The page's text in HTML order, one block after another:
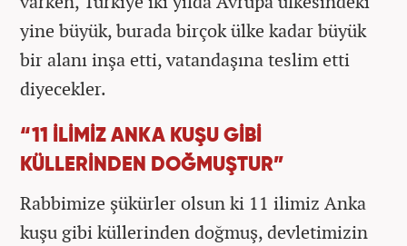
yine büyük, burada birçok ülke kadar büyük
bir alanı inşa etti, vatandaşına teslim etti
diyecekler.
“11 İLİMİZ ANKA KUŞU GİBİ
KÜLLERİNDEN DOĞMUŞTUR”
Rabbimize şükürler olsun ki 11 ilimiz Anka
kuşu gibi küllerinden doğmuş, devletimizin